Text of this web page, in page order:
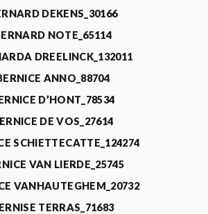
DEKENS_30166
NOTE_65114
DREELINCK_132011
ANNO_88704
D’HONT_78534
DE VOS_27614
SCHIETTECATTE_124274
VAN LIERDE_25745
VANHAUTEGHEM_20732
TERRAS_71683